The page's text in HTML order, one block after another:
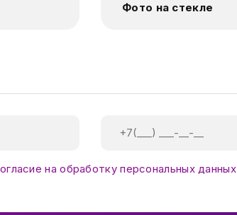
Фото на стекле
на обработку персональных данных